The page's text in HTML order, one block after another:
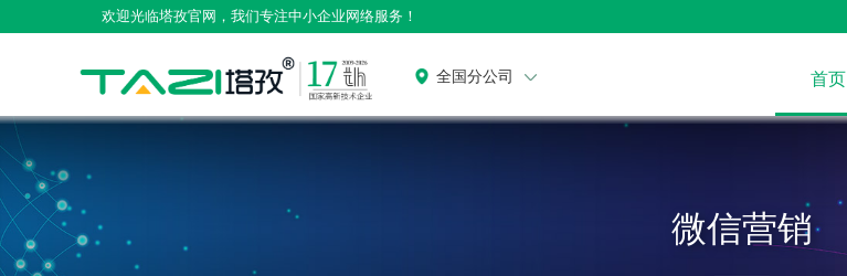
欢迎光临塔孜官网，我们专注中小企业网络服务！
全国分公司 首页
微信营销